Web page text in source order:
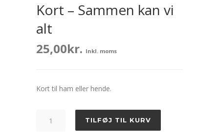
Kort – Sammen kan vi
alt
25,00kr. Inkl. moms
Kort til ham eller hende.
TILFØJ TIL KURV